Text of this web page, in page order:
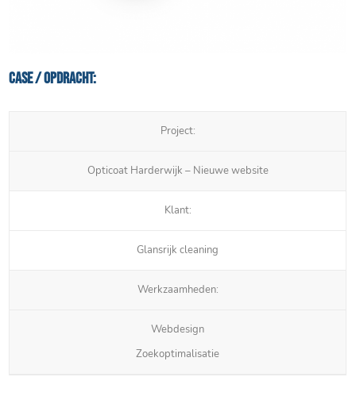
Case / Opdracht:
Project:
Opticoat Harderwijk – Nieuwe website
Klant:
Glansrijk cleaning
Werkzaamheden:
Webdesign
Zoekoptimalisatie